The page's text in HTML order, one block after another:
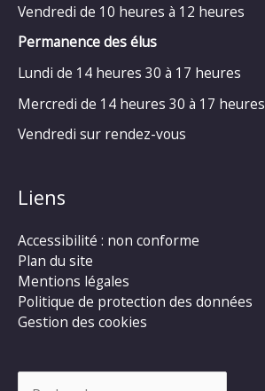
Vendredi de 10 heures à 12 heures
Permanence des élus
Lundi de 14 heures 30 à 17 heures
Mercredi de 14 heures 30 à 17 heures
Vendredi sur rendez-vous
Liens
Accessibilité : non conforme
Plan du site
Mentions légales
Politique de protection des données
Gestion des cookies